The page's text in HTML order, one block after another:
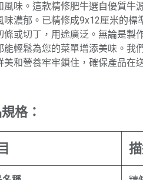
風味。這款精修肥牛選自優質牛
味濃郁。已精修成9x12厘米的標
條或切丁，用途廣泛。無論是製
能輕鬆為您的菜單增添美味。我
美和營養牢牢鎖住，確保產品在
格：